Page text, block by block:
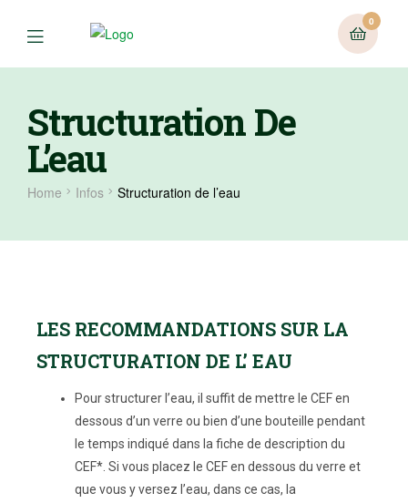
0
Structuration De
L’eau
Home Infos Structuration de l’eau
LES RECOMMANDATIONS SUR LA
STRUCTURATION DE L’ EAU
Pour structurer l’eau, il suffit de mettre le CEF en
dessous d’un verre ou bien d’une bouteille pendant
le temps indiqué dans la fiche de description du
CEF*. Si vous placez le CEF en dessous du verre et
que vous y versez l’eau, dans ce cas, la